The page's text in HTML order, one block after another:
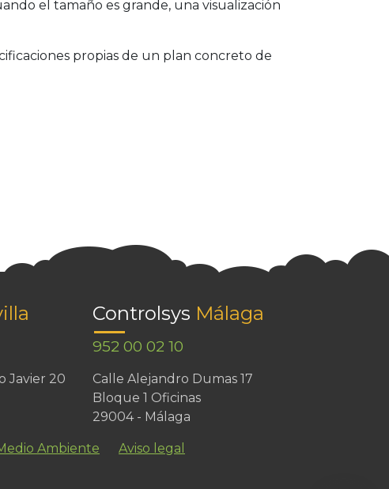
el tamaño es grande, una visualización
propias de un plan concreto de
Javier 20
Controlsys Málaga
952 00 02 10
Calle Alejandro Dumas 17
Bloque 1 Oficinas
29004 - Málaga
Ambiente Aviso legal